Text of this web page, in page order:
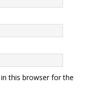
this browser for the